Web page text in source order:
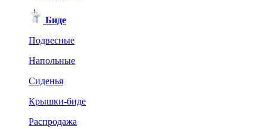
Биде
Подвесные
Напольные
Сиденья
Крышки-биде
Распродажа